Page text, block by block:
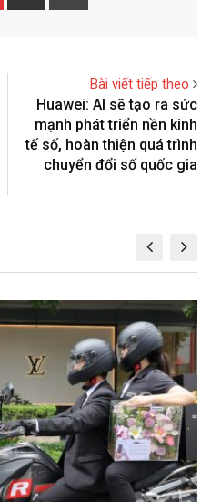
i
e
h
a
E
r
Bài viết tiếp theo
Huawei: AI sẽ tạo ra sức
mạnh phát triển nền kinh
tế số, hoàn thiện quá trình
chuyển đổi số quốc gia